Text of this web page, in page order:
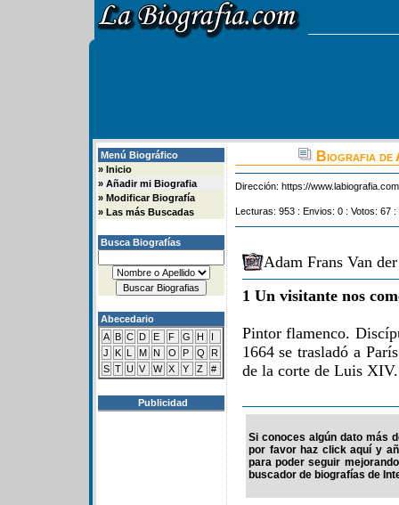
Menú Biográfico
» Inicio
» Añadir mi Biografia
» Modificar Biografía
» Las más Buscadas
Busca Biografías
Abecedario
A B C D E F G H
I
J
K L M N O P Q
R
S T U V W X Y Z #
Publicidad
Biografia de
Dirección: https://
Lecturas: 953 : Envios: 0 : Votos: 67
Adam Frans Van
1 Un visitante nos
Pintor flamenco.
1664 se trasladó a
de la corte de Luis XIV.
Si conoces algún dato más
por favor haz click aquí y
para poder seguir
buscador de biografías de